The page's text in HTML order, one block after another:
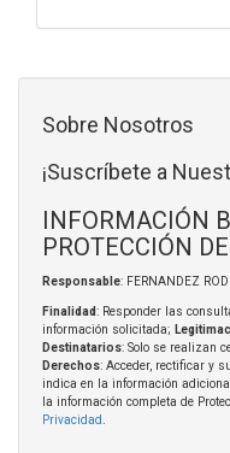
Sobre Nosotros
¡Suscríbete a
INFORMACIÓN
PROTECCIÓN
Responsable: FERNANDEZ
Finalidad: Responder las
información solicitada;
Destinatarios: Solo se realizan
Derechos: Acceder, rectificar y
indica en la información
la información completa de
Privacidad